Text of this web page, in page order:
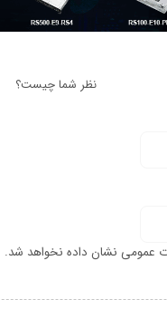
نظر شما چیست؟
نشان داده نخواهد شد.